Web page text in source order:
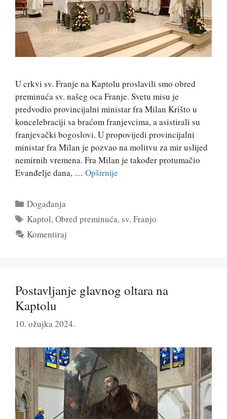
U crkvi sv. Franje na Kaptolu proslavili smo obred
preminuća sv. našeg oca Franje. Svetu misu je
predvodio provincijalni ministar fra Milan Krišto u
koncelebraciji sa braćom franjevcima, a asistirali su
franjevački bogoslovi. U propovijedi provincijalni
ministar fra Milan je pozvao na molitvu za mir uslijed
nemirnih vremena. Fra Milan je također protumačio
Evanđelje dana, … Opširnije
Kategorije
Događanja
Oznake
Kaptol,Obred preminuća, sv. Franjo
Komentiraj
Postavljanje glavnog oltara na
Kaptolu
10. ožujka 2024.